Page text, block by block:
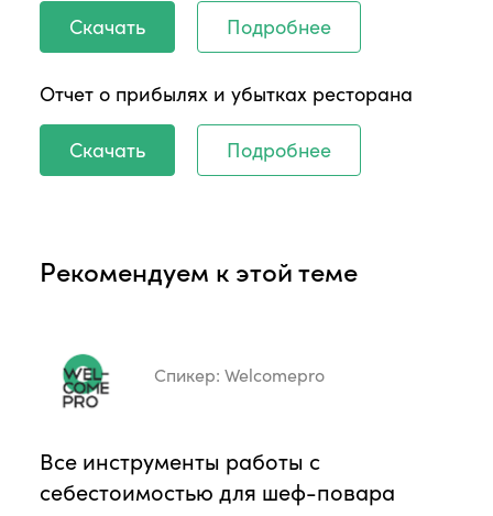
Скачать Подробнее
Отчет о прибылях и убытках ресторана
Скачать Подробнее
Рекомендуем к этой теме
Спикер: Welcomepro
Все инструменты работы с
себестоимостью для шеф-повара